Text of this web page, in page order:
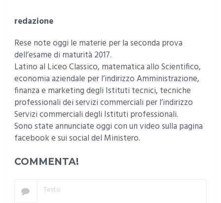
redazione
Rese note oggi le materie per la seconda prova
dell’esame di maturità 2017.
Latino al Liceo Classico, matematica allo Scientifico,
economia aziendale per l’indirizzo Amministrazione,
finanza e marketing degli Istituti tecnici, tecniche
professionali dei servizi commerciali per l’indirizzo
Servizi commerciali degli Istituti professionali.
Sono state annunciate oggi con un video sulla pagina
facebook e sui social del Ministero.
COMMENTA!